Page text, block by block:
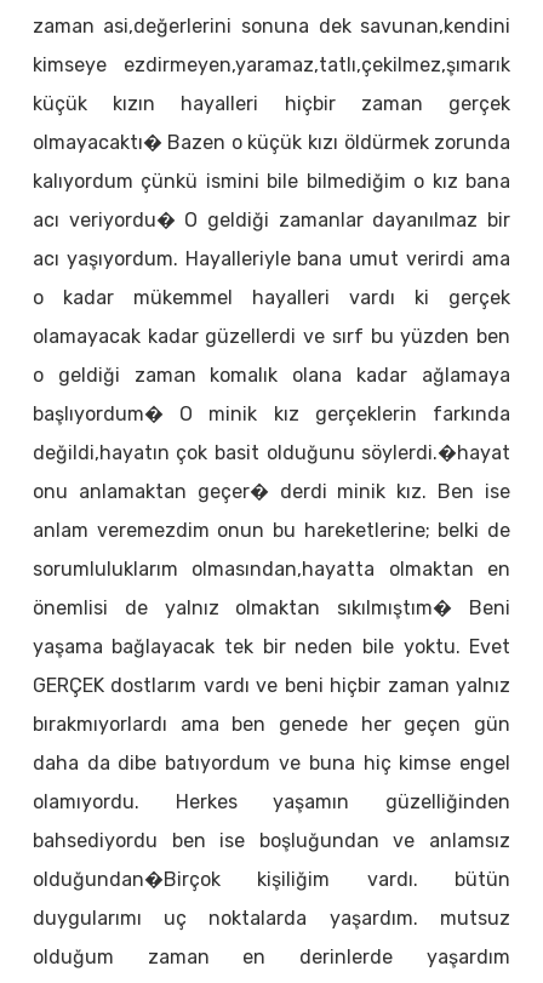
zaman asi,değerlerini sonuna dek savunan,kendini
kimseye ezdirmeyen,yaramaz,tatlı,çekilmez,şımarık
küçük kızın hayalleri hiçbir zaman gerçek
olmayacaktı� Bazen o küçük kızı öldürmek zorunda
kalıyordum çünkü ismini bile bilmediğim o kız bana
acı veriyordu� O geldiği zamanlar dayanılmaz bir
acı yaşıyordum. Hayalleriyle bana umut verirdi ama
o kadar mükemmel hayalleri vardı ki gerçek
olamayacak kadar güzellerdi ve sırf bu yüzden ben
o geldiği zaman komalık olana kadar ağlamaya
başlıyordum� O minik kız gerçeklerin farkında
değildi,hayatın çok basit olduğunu söylerdi.�hayat
onu anlamaktan geçer� derdi minik kız. Ben ise
anlam veremezdim onun bu hareketlerine; belki de
sorumluluklarım olmasından,hayatta olmaktan en
önemlisi de yalnız olmaktan sıkılmıştım� Beni
yaşama bağlayacak tek bir neden bile yoktu. Evet
GERÇEK dostlarım vardı ve beni hiçbir zaman yalnız
bırakmıyorlardı ama ben genede her geçen gün
daha da dibe batıyordum ve buna hiç kimse engel
olamıyordu. Herkes yaşamın güzelliğinden
bahsediyordu ben ise boşluğundan ve anlamsız
olduğundan�Birçok kişiliğim vardı. bütün
duygularımı uç noktalarda yaşardım. mutsuz
olduğum zaman en derinlerde yaşardım